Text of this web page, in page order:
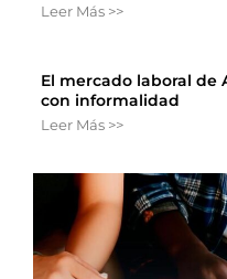
Leer Más >>
El mercado laboral de
con informalidad
Leer Más >>